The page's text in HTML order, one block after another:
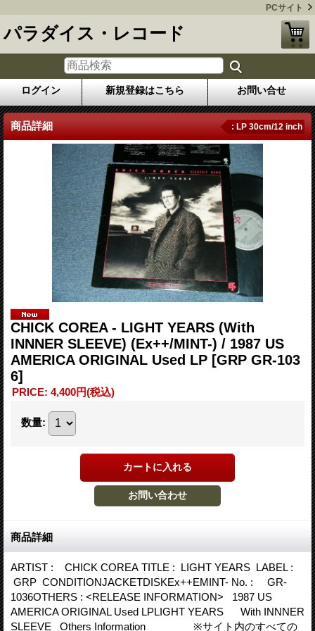
PCサイト
パラダイス・レコード
ログイン 新規登録はこちら お問い合せ
商品詳細 : LP 30cm/12 inch
CHICK COREA - LIGHT YEARS (With
INNNER SLEEVE) (Ex++/MINT-) / 1987 US
AMERICA ORIGINAL Used LP [GRP GR-103
6]
PRICE: 4,400円(税込)
数量:
商品詳細
ARTIST : CHICK COREA TITLE : LIGHT YEARS LABEL :
GRP CONDITIONJACKETDISKEx++EMINT- No. : GR-
1036OTHERS : <RELEASE INFORMATION> 1987 US
AMERICA ORIGINAL Used LPLIGHT YEARS With INNNER
SLEEVE Others Information ※サイト内のすべての